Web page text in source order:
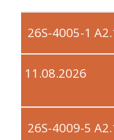
26S-4005-1
11.08.2026
26S-4009-5